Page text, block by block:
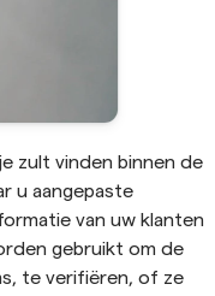
zult vinden binnen de
u aangepaste
van uw klanten
gebruikt om de
te verifiëren, of ze